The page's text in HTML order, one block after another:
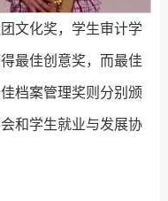
文化奖，学生审计学
最佳创意奖，而最佳
档案管理奖则分别颁
和学生就业与发展协